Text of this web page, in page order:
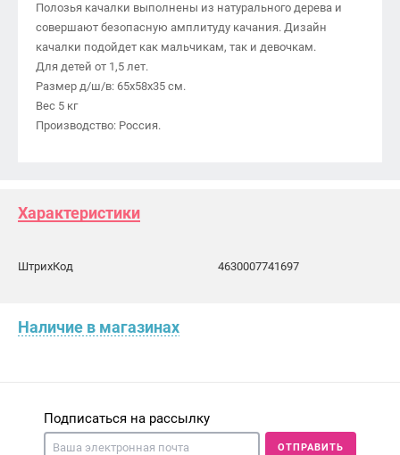
Полозья качалки выполнены из натурального дерева и
совершают безопасную амплитуду качания. Дизайн
качалки подойдет как мальчикам, так и девочкам.
Для детей от 1,5 лет.
Размер д/ш/в: 65х58х35 см.
Вес 5 кг
Производство: Россия.
Характеристики
ШтрихКод 4630007741697
Наличие в магазинах
Подписаться на рассылку
ОТПРАВИТЬ